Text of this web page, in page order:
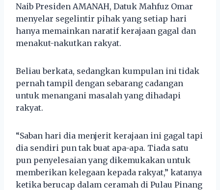
Naib Presiden AMANAH, Datuk Mahfuz Omar
menyelar segelintir pihak yang setiap hari
hanya memainkan naratif kerajaan gagal dan
menakut-nakutkan rakyat.
Beliau berkata, sedangkan kumpulan ini tidak
pernah tampil dengan sebarang cadangan
untuk menangani masalah yang dihadapi
rakyat.
“Saban hari dia menjerit kerajaan ini gagal tapi
dia sendiri pun tak buat apa-apa. Tiada satu
pun penyelesaian yang dikemukakan untuk
memberikan kelegaan kepada rakyat,” katanya
ketika berucap dalam ceramah di Pulau Pinang